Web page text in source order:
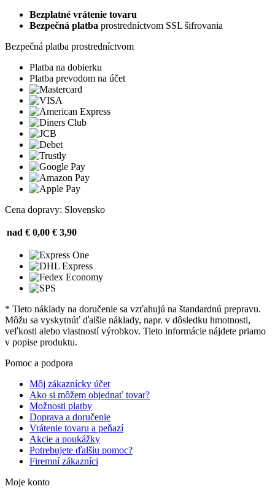
Bezplatné vrátenie tovaru
Bezpečná platba prostredníctvom SSL šifrovania
Bezpečná platba prostredníctvom
Platba na dobierku
Platba prevodom na účet
Cena dopravy: Slovensko
nad € 0,00 € 3,90
* Tieto náklady na doručenie sa vzťahujú na štandardnú prepravu.
Môžu sa vyskytnúť ďalšie náklady, napr. v dôsledku hmotnosti,
veľkosti alebo vlastností výrobkov. Tieto informácie nájdete priamo
v popise produktu.
Pomoc a podpora
Môj zákaznícky účet
Ako si môžem objednať tovar?
Možnosti platby
Doprava a doručenie
Vrátenie tovaru a peňazí
Akcie a poukážky
Potrebujete ďalšiu pomoc?
Firemní zákazníci
Moje konto